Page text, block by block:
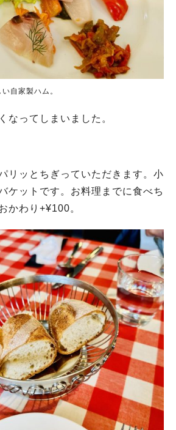
自家製ハム。
なってしまいました。
リッとちぎっていただきます。小
ケットです。お料理までに食べち
かわり+¥100。